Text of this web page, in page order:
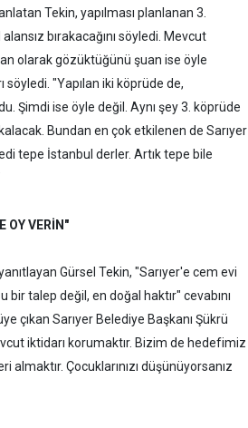
Tekin, yapılması planlanan 3.
bırakacağını söyledi. Mevcut
olarak gözüktüğünü şuan ise öyle
söyledi. "Yapılan iki köprüde de,
Şimdi ise öyle değil. Aynı şey 3. köprüde
Bundan en çok etkilenen de Sarıyer
tepe İstanbul derler. Artık tepe bile
OY VERİN"
Gürsel Tekin, "Sarıyer'e cem evi
talep değil, en doğal haktır" cevabını
çıkan Sarıyer Belediye Başkanı Şükrü
iktidarı korumaktır. Bizim de hedefimiz
Çocuklarınızı düşünüyorsanız